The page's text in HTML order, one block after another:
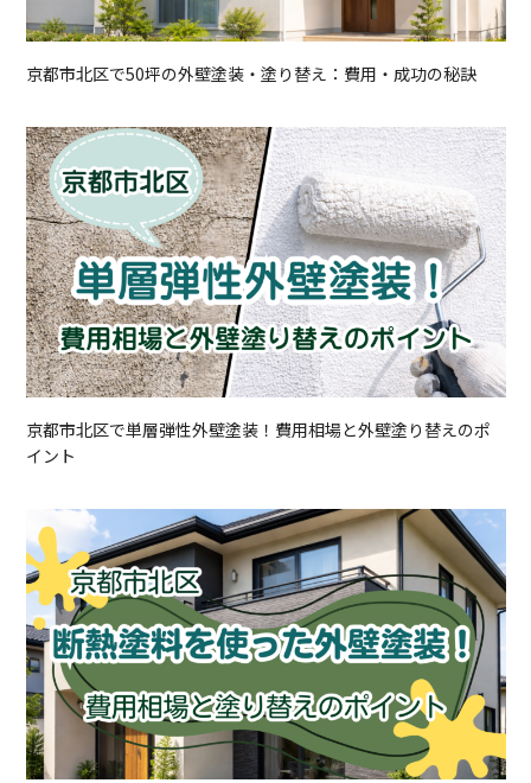
京都市北区で50坪の外壁塗装・塗り替え：費用・成功の秘訣
京都市北区で単層弾性外壁塗装！費用相場と外壁塗り替えのポ
イント